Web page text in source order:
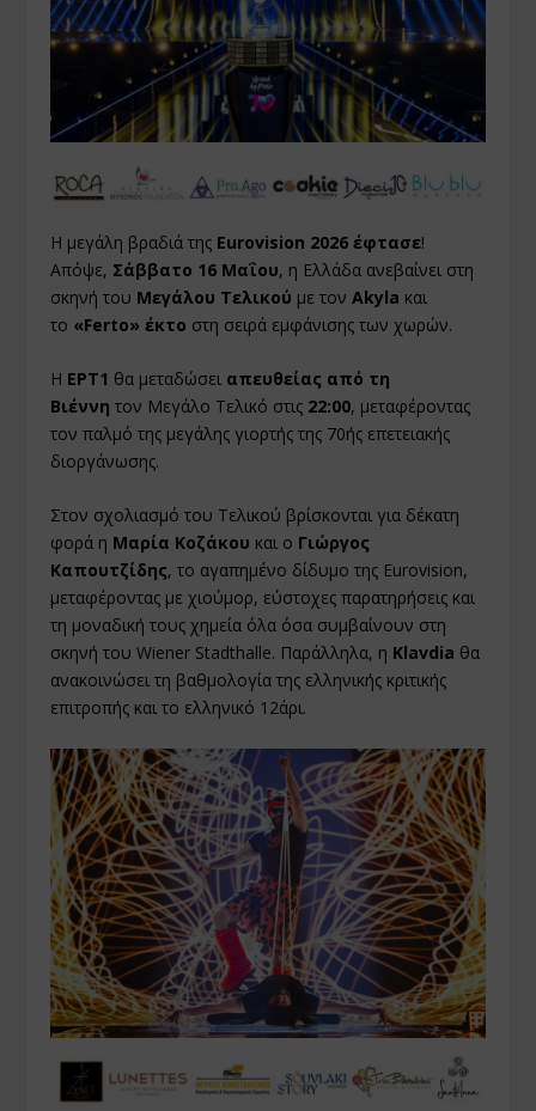
Η μεγάλη βραδιά της Eurovision 2026 έφτασε!
Απόψε, Σάββατο 16 Μαΐου, η Ελλάδα ανεβαίνει στη
σκηνή του Μεγάλου Τελικού με τονAkyla και
το «Ferto» έκτο στη σειρά εμφάνισης των χωρών.
Η ΕΡΤ1 θα μεταδώσει απευθείας από τη
Βιέννη τον Μεγάλο Τελικό στις 22:00, μεταφέροντας
τον παλμό της μεγάλης γιορτής της 70ής επετειακής
διοργάνωσης.
Στον σχολιασμό του Τελικού βρίσκονται για δέκατη
φορά η Μαρία Κοζάκου και ο Γιώργος
Καπουτζίδης, το αγαπημένο δίδυμο της Eurovision,
μεταφέροντας με χιούμορ, εύστοχες παρατηρήσεις και
τη μοναδική τους χημεία όλα όσα συμβαίνουν στη
σκηνή του Wiener Stadthalle. Παράλληλα, η Klavdia θα
ανακοινώσει τη βαθμολογία της ελληνικής κριτικής
επιτροπής και το ελληνικό 12άρι.